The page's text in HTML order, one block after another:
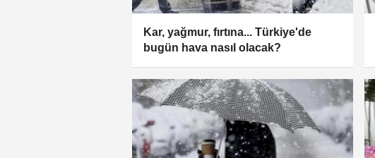
Kar, yağmur, fırtına... Türkiye'de
bugün hava nasıl olacak?